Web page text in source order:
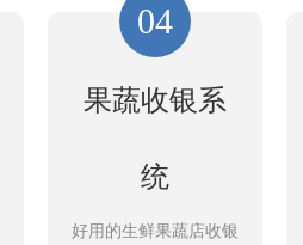
04
果蔬收银系
统
好用的生鲜果蔬店收银